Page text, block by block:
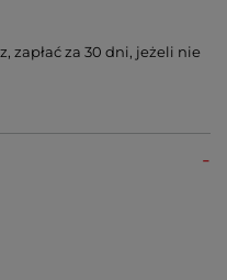
zapłać za 30 dni, jeżeli nie